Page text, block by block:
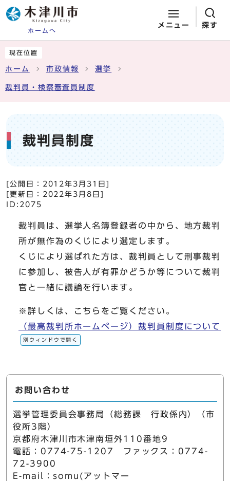
ホームへ
メニュー 探す
現在位置
ホーム 市政情報 選挙
裁判員・検察審査員制度
裁判員制度
[公開日： 2012年3月31日
[更新日： 2022年3月8日
ID:2075
裁判員は、選挙人名簿登録者の中から、地方裁判
所が無作為のくじにより選定します。
くじにより選ばれた方は、裁判員として刑事裁判
に参加し、被告人が有罪かどうか等について裁判
官と一緒に議論を行います。
※詳しくは、こちらをご覧ください。
（最高裁判所ホームページ）裁判員制度について
別ウィンドウで開く
お問い合わせ
選挙管理委員会事務局（総務課 行政係内）（市
役所3階）
京都府木津川市木津南垣外110番地9
電話：0774-75-1207 ファックス：0774-
72-3900
E-mail：somu(アットマー